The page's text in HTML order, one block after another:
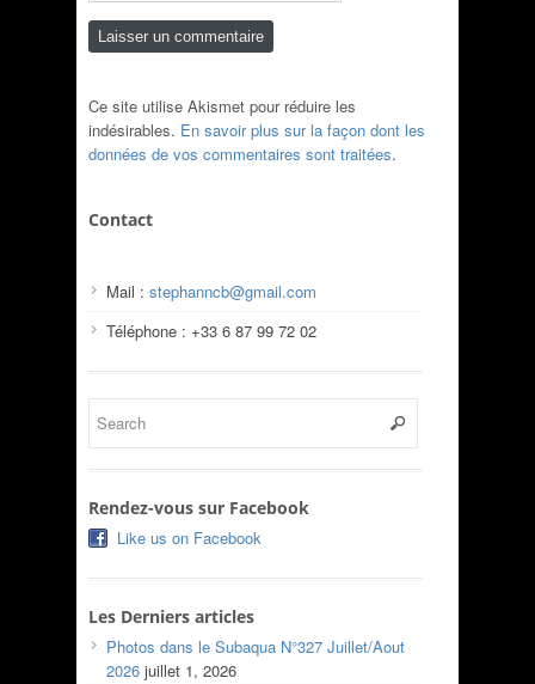
Ce site utilise Akismet pour réduire les
indésirables. En savoir plus sur la façon dont les
données de vos commentaires sont traitées.
Contact
Mail : stephanncb@gmail.com
Téléphone : +33 6 87 99 72 02
Rendez-vous sur Facebook
Like us on Facebook
Les Derniers articles
Photos dans le Subaqua N°327 Juillet/Aout
2026 juillet 1, 2026